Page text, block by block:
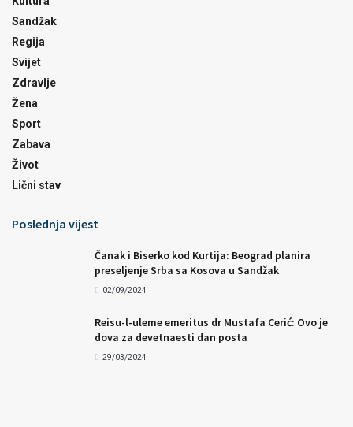
Sandžak
Regija
Svijet
Zdravlje
Žena
Sport
Zabava
Život
Lični stav
Poslednja vijest
Čanak i Biserko kod Kurtija: Beograd planira
preseljenje Srba sa Kosova u Sandžak
02/09/2024
Reisu-l-uleme emeritus dr Mustafa Cerić: Ovo je
dova za devetnaesti dan posta
29/03/2024